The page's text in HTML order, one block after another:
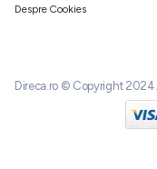
Despre Cookies
Direca.ro © Copyright